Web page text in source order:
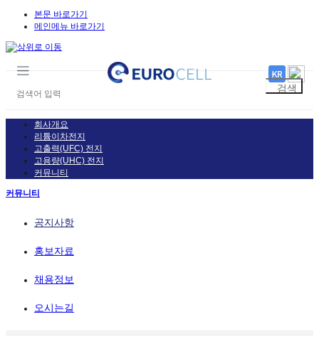
본문 바로가기
메인메뉴 바로가기
회사개요
리튬이차전지
고출력(UFC) 전지
고용량(UHC) 전지
커뮤니티
커뮤니티
공지사항
홍보자료
채용정보
오시는길